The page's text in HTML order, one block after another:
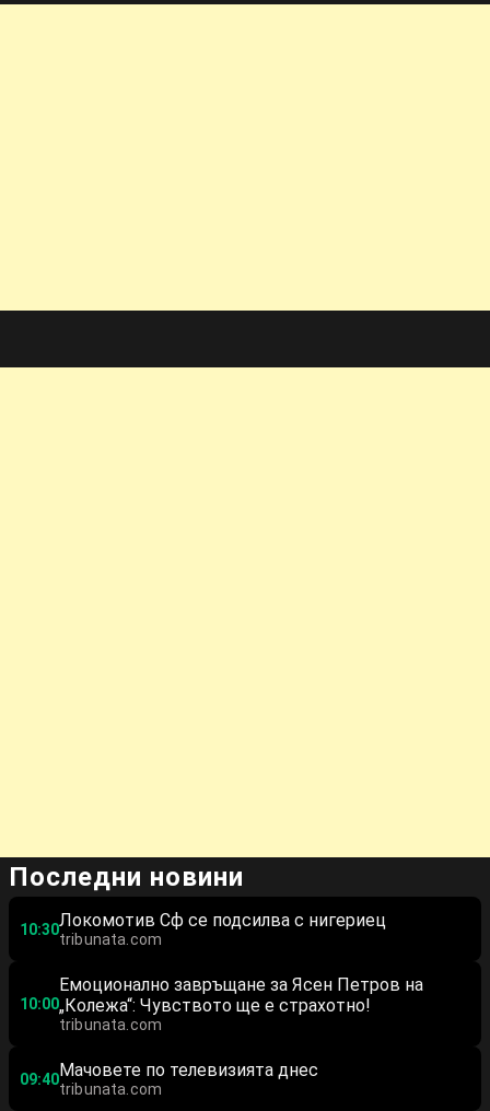
Последни новини
10:30Локомотив Сф се подсилва с нигериец
tribunata.com
10:00
Емоционално завръщане за Ясен Петров на
„Колежа“: Чувството ще е страхотно!
tribunata.com
09:40Мачовете по телевизията днес
tribunata.com